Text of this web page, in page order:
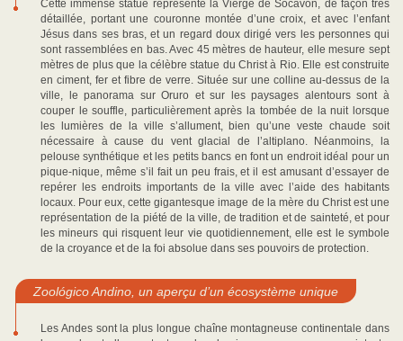
Cette immense statue représente la Vierge de Socavón, de façon très
détaillée, portant une couronne montée d’une croix, et avec l’enfant
Jésus dans ses bras, et un regard doux dirigé vers les personnes qui
sont rassemblées en bas. Avec 45 mètres de hauteur, elle mesure sept
mètres de plus que la célèbre statue du Christ à Rio. Elle est construite
en ciment, fer et fibre de verre. Située sur une colline au-dessus de la
ville, le panorama sur Oruro et sur les paysages alentours sont à
couper le souffle, particulièrement après la tombée de la nuit lorsque
les lumières de la ville s’allument, bien qu’une veste chaude soit
nécessaire à cause du vent glacial de l’altiplano. Néanmoins, la
pelouse synthétique et les petits bancs en font un endroit idéal pour un
pique-nique, même s’il fait un peu frais, et il est amusant d’essayer de
repérer les endroits importants de la ville avec l’aide des habitants
locaux. Pour eux, cette gigantesque image de la mère du Christ est une
représentation de la piété de la ville, de tradition et de sainteté, et pour
les mineurs qui risquent leur vie quotidiennement, elle est le symbole
de la croyance et de la foi absolue dans ses pouvoirs de protection.
Zoológico Andino, un aperçu d’un écosystème unique
Les Andes sont la plus longue chaîne montagneuse continentale dans